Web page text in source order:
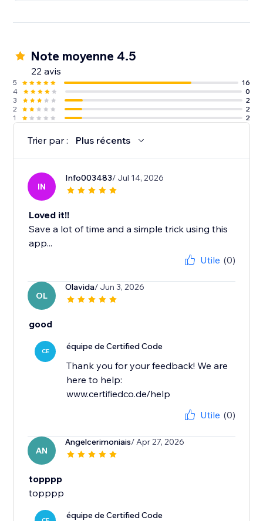
Note moyenne 4.5
22 avis
5
16
4
0
3
2
2
2
1
2
Trier par : Plus récents
IN
Info003483/ Jul 14, 2026
Loved it!!
Save a lot of time and a simple trick using this
app...
Utile (0)
OL
Olavida/ Jun 3, 2026
good
CE équipe de Certified Code
Thank you for your feedback! We are
here to help:
www.certifiedco.de/help
Utile (0)
AN
Angelcerimoniais/ Apr 27, 2026
topppp
équipe de Certified Code